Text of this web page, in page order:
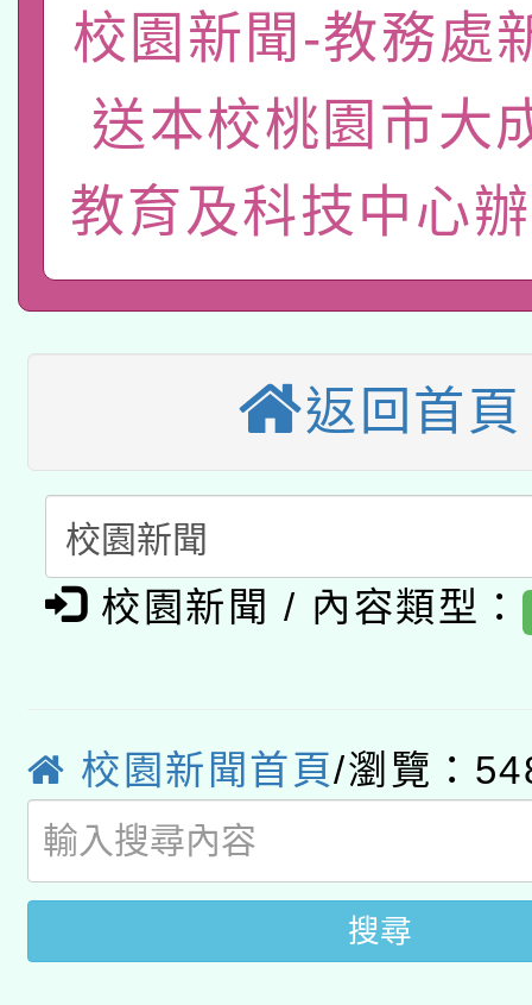
國立臺灣師範大學辦理
年度健康促進學校輔導
業成長研習」實施計畫
函轉國家教育研究院中
原住民族教育政策研討
族教育國際趨勢與發展
新北市政府教育局辦理
師專業成長研習實施計
方素養工作坊新北場」
函轉國立臺灣師範大學
族語言臺北學習中心
「族語學習班」招生簡
轉知有關國立成功大學
文教學共融平台-教案
接種對象擴大為「滿6
接種之民眾」措施，延
月28日止
轉知經濟部水利署委託
業技術研究院辦理「
動」
115年8月22日(星期六
桃園市孔廟祈福系列
開 智慧啟航」
2026年桃園地景藝術
「2026桃園藝術巡演
關事宜
轉知教育部國民及學前
國立臺灣師範大學辦
業成長研習」實施計畫
函轉國家教育研究院中
族教育國際趨勢與發展
新北市政府教育局辦理
師專業成長研習實施計
方素養工作坊新北場」
函轉國立臺灣師範大學
族語言臺北學習中心
「族語學習班」招生簡
轉知有關國立成功大學
文教學共融平台-教案
教育部國民及學前教育
年度COVID-19疫苗接
校園新聞-教務處
送本校桃園市大
教育及科技中心
返回首頁
校園新聞 / 內容類型：
校園新聞首頁/瀏覽：
搜尋